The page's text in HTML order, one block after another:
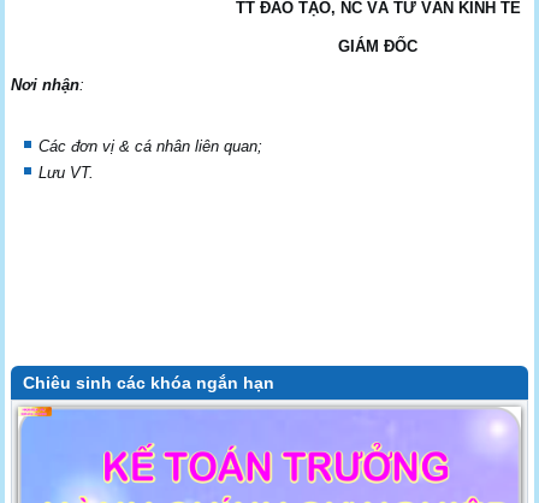
TT ĐÀO TẠO, NC VÀ TƯ VẤN KINH TẾ
GIÁM ĐỐC
Nơi nhận:
Các đơn vị & cá nhân liên quan;
Lưu VT.
Chiêu sinh các khóa ngắn hạn